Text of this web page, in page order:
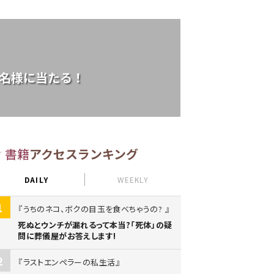
様に当たる！
書籍アクセスランキング
DAILY WEEKLY
うちのネコ、ボクの目玉を食べちゃうの?
死ぬとウンチが漏れるって本当?「死体」の疑
問に葬儀屋がお答えします!
ラストエンペラーの私生活